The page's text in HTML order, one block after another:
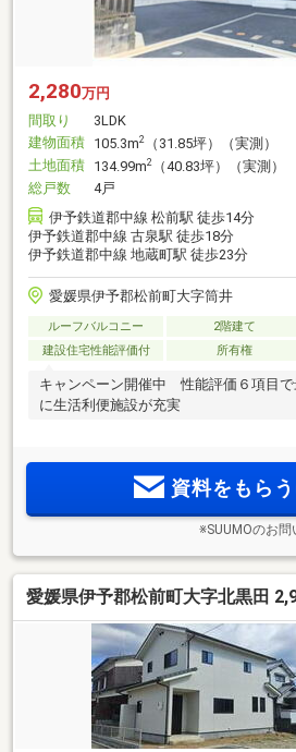
2,280万円
間取り
3LDK
建物面積 105.3m2
（31.85坪）（実測）
土地面積 134.99m2
（40.83坪）（実測）
総戸数
4戸
伊予鉄道郡中線 松前駅 徒歩14分
伊予鉄道郡中線 古泉駅 徒歩18分
伊予鉄道郡中線 地蔵町駅 徒歩23分
愛媛県伊予郡松前町大字筒井
ルーフバルコニー 2階建て
建設住宅性能評価付
所有権
キャンペーン開催中 性能評価６項目
に生活利便施設が充実
資料をもら
※SUUMOのお
愛媛県伊予郡松前町大字北黒田